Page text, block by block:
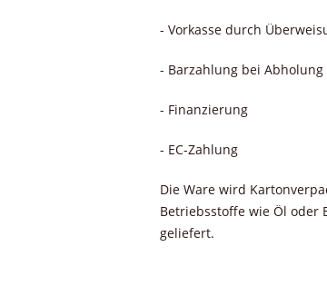
- Vorkasse durch
- Barzahlung bei Abholung
- Finanzierung
- EC-Zahlung
Die Ware wird
Betriebsstoffe wie Öl oder
geliefert.